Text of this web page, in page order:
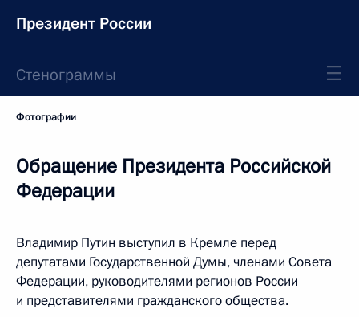
Президент России
Стенограммы
Фотографии
Обращение Президента Российской
Федерации
Владимир Путин выступил в Кремле перед
депутатами Государственной Думы, членами Совета
Федерации, руководителями регионов России
и представителями гражданского общества.